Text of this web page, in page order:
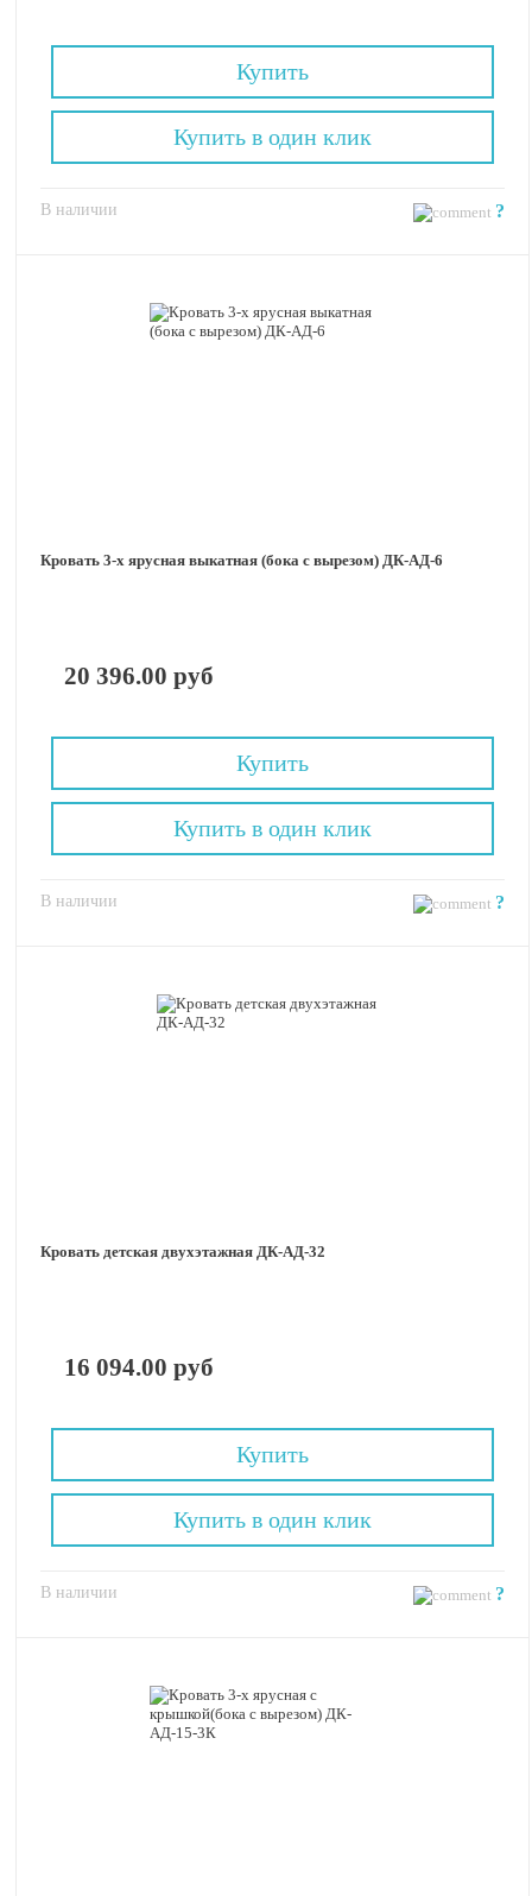
Купить
В наличии ?
Купить в один клик
Кровать 3-х ярусная выкатная (бока с вырезом) ДК-АД-6
20 396.00 руб
Купить
В наличии ?
Купить в один клик
Кровать детская двухэтажная ДК-АД-32
16 094.00 руб
Купить
В наличии ?
Купить в один клик